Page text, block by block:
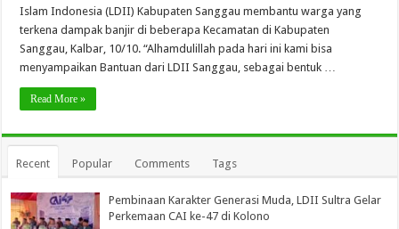
Islam Indonesia (LDII) Kabupaten Sanggau membantu warga yang
terkena dampak banjir di beberapa Kecamatan di Kabupaten
Sanggau, Kalbar, 10/10. “Alhamdulillah pada hari ini kami bisa
menyampaikan Bantuan dari LDII Sanggau, sebagai bentuk …
Read More »
Recent Popular Comments Tags
Pembinaan Karakter Generasi Muda, LDII Sultra Gelar
Perkemaan CAI ke-47 di Kolono